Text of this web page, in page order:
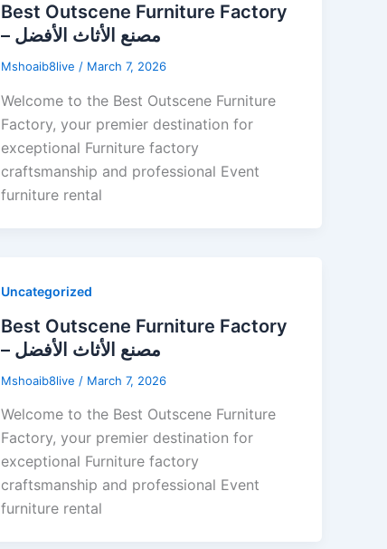
Best Outscene Furniture Factory
– مصنع الأثاث الأفضل
Mshoaib8live / March 7, 2026
Welcome to the Best Outscene Furniture
Factory, your premier destination for
exceptional Furniture factory
craftsmanship and professional Event
furniture rental
Uncategorized
Best Outscene Furniture Factory
– مصنع الأثاث الأفضل
Mshoaib8live / March 7, 2026
Welcome to the Best Outscene Furniture
Factory, your premier destination for
exceptional Furniture factory
craftsmanship and professional Event
furniture rental